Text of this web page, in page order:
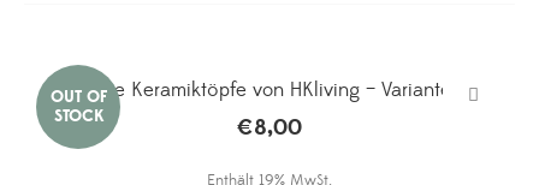
Kleine Keramiktöpfe von HKliving – Variante 5
€8,00
Enthält 19% MwSt.